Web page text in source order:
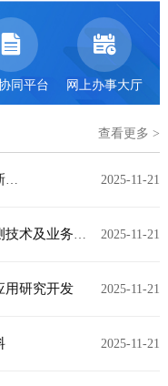

同平台

网上办事大厅
查看更多 >
2025-11-21
业务化应用 2025-11-21
用研究开发 2025-11-21
2025-11-21